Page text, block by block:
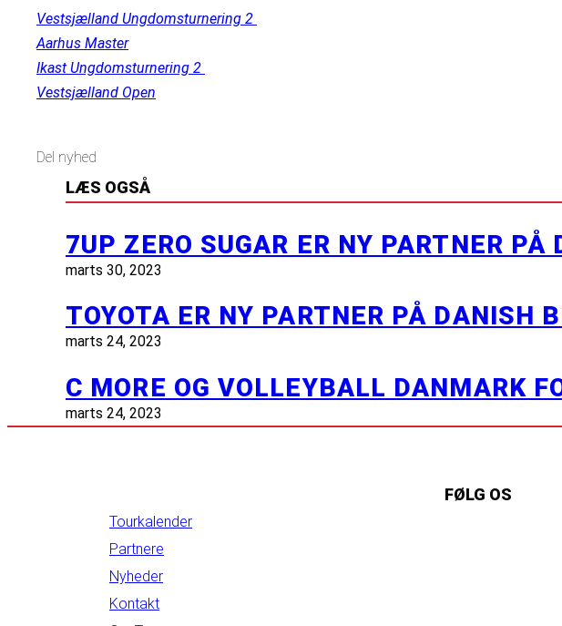
Vestsjælland Ungdomsturnering 2
Aarhus Master
Ikast Ungdomsturnering 2
Vestsjælland Open
Del nyhed
LÆS OGSÅ
7UP ZERO SUGAR ER NY PARTNER
marts 30, 2023
TOYOTA ER NY PARTNER PÅ DANISH
marts 24, 2023
C MORE OG VOLLEYBALL DANMARK
marts 24, 2023
Tourkalender
Partnere
Nyheder
Kontakt
FØLG OS